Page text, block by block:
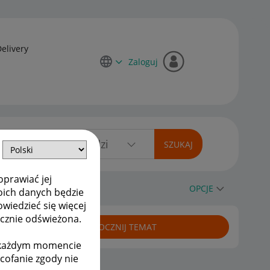
jej
danych będzie
się więcej
odświeżona.
momencie
zgody nie
Zaloguj
regulamin ! OPCJE
ROZPOCZNIJ TEMAT